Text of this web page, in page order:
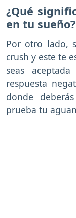
¿Qué
en tu sueño?
Por otro lado,
crush y este te
seas
respuesta
donde
prueba tu